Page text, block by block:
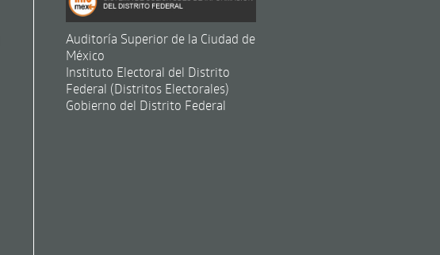
Auditoría Superior de la Ciudad de
México
Instituto Electoral del Distrito
Federal (Distritos Electorales)
Gobierno del Distrito Federal